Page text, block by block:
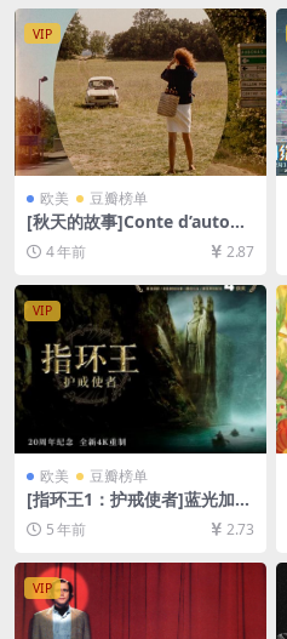
VIP
欧美 豆瓣榜单
[秋天的故事]Conte d’autom
ne (1998)[百度网盘+迅雷云盘
资源1080P超清未删减][MP4/
6GB][中文字幕]
4 年前 2.87
VIP
欧美 豆瓣榜单
[指环王1：护戒使者]蓝光加长
版(2001)[百度网盘+迅雷云盘
资源1080P超清][MP4/15GB]
[中英字幕]
5 年前 2.73
VIP